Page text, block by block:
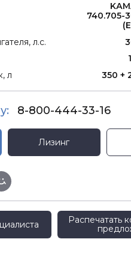
740.705-
л.с.
л
350 +
8-800-444-33-16
Лизинг
Распечатать